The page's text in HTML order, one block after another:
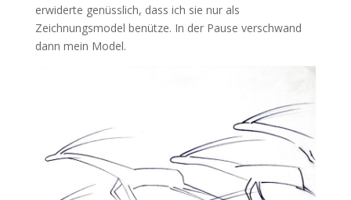
erwiderte genüsslich, dass ich sie nur als
Zeichnungsmodel benütze. In der Pause verschwand
dann mein Model.